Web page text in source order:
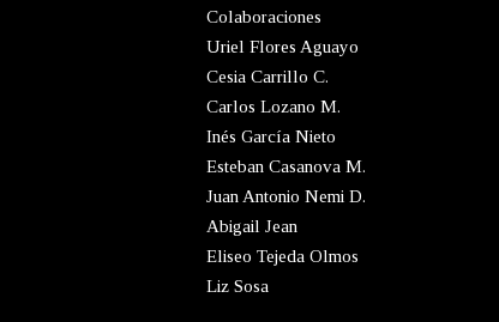
Colaboraciones
Uriel Flores Aguayo
Cesia Carrillo C.
Carlos Lozano M.
Inés García Nieto
Esteban Casanova M.
Juan Antonio Nemi D.
Abigail Jean
Eliseo Tejeda Olmos
Liz Sosa